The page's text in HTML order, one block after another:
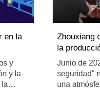
en la
y
y la
Zhouxiang
la
especiales
de equipos
Junio de
seguridad"
una